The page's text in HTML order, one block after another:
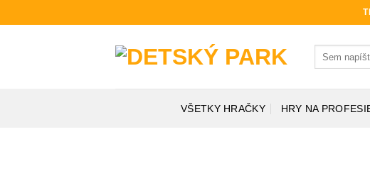
to
VŠETKY HRAČKY HRY NA